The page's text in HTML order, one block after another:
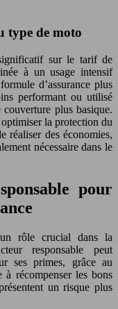
type de moto
sur le tarif de
à un usage intensif
d’assurance plus
performant ou utilisé
couverture plus basique.
la protection du
réaliser des économies,
nécessaire dans le
pour
rôle crucial dans la
responsable peut
ses primes, grâce au
à récompenser les bons
un risque plus